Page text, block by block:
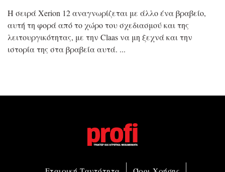
Η σειρά Xerion 12 αναγνωρίζεται με άλλο ένα βραβείο,
αυτή τη φορά από το χώρο του σχεδιασμού και της
λειτουργικότητας, με την Claas να μη ξεχνά και την
ιστορία της στα βραβεία αυτά.